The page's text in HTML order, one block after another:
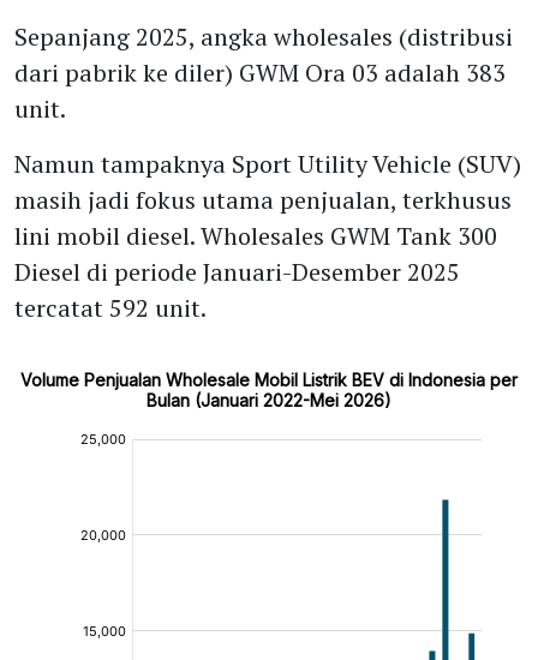
Sepanjang 2025, angka wholesales (distribusi
dari pabrik ke diler) GWM Ora 03 adalah 383
unit.
Namun tampaknya Sport Utility Vehicle (SUV)
masih jadi fokus utama penjualan, terkhusus
lini mobil diesel. Wholesales GWM Tank 300
Diesel di periode Januari-Desember 2025
tercatat 592 unit.